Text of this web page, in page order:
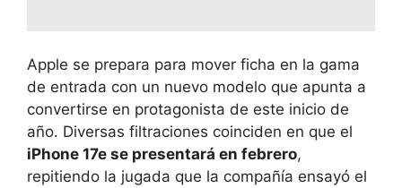
Apple se prepara para mover ficha en la gama
de entrada con un nuevo modelo que apunta a
convertirse en protagonista de este inicio de
año. Diversas filtraciones coinciden en que el
iPhone 17e se presentará en febrero,
repitiendo la jugada que la compañía ensayó el